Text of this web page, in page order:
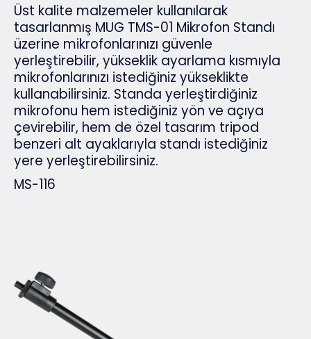
Üst kalite malzemeler kullanılarak
tasarlanmış MUG TMS-01 Mikrofon Standı
üzerine mikrofonlarınızı güvenle
yerleştirebilir, yükseklik ayarlama kısmıyla
mikrofonlarınızı istediğiniz yükseklikte
kullanabilirsiniz. Standa yerleştirdiğiniz
mikrofonu hem istediğiniz yön ve açıya
çevirebilir, hem de özel tasarım tripod
benzeri alt ayaklarıyla standı istediğiniz
yere yerleştirebilirsiniz.
MS-116